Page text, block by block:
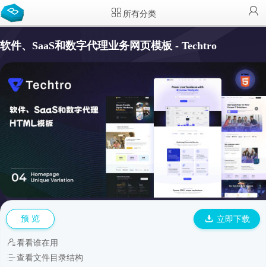
所有分类
软件、SaaS和数字代理业务网页模板 - Techtro
预 览 立即下载
看看谁在用
查看文件目录结构